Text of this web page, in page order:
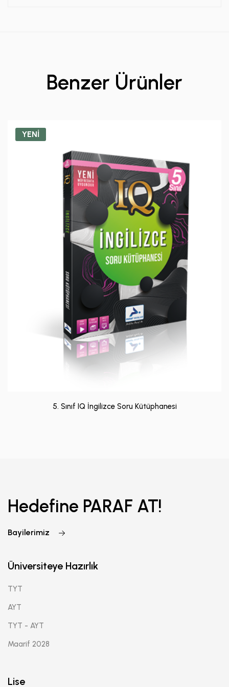
Benzer Ürünler
YENİ
5. Sınıf IQ İngilizce Soru Kütüphanesi
Hedefine PARAF AT!
Bayilerimiz
Üniversiteye Hazırlık
TYT
AYT
TYT - AYT
Maarif 2028
Lise